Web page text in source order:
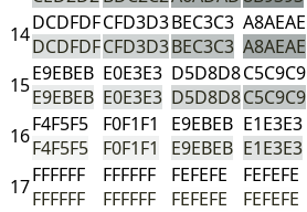
14DCDFDF
DCDFDF
CFD3D3
CFD3D3
BEC3C3
BEC3C3
A8AEAE
A8AEAE
15E9EBEB
E9EBEB
E0E3E3
E0E3E3
D5D8D8
D5D8D8
C5C9C9
C5C9C9
16F4F5F5
F4F5F5
F0F1F1
F0F1F1
E9EBEB
E9EBEB
E1E3E3
E1E3E3
17FFFFFF
FFFFFF
FFFFFF
FFFFFF
FEFEFE
FEFEFE
FEFEFE
FEFEFE